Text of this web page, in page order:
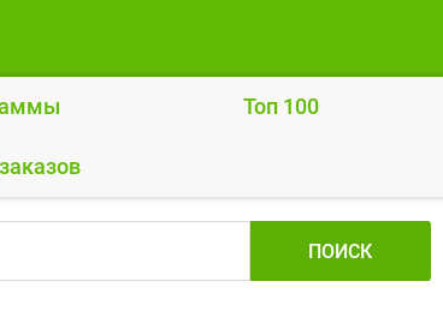
Топ 100
ПОИСК